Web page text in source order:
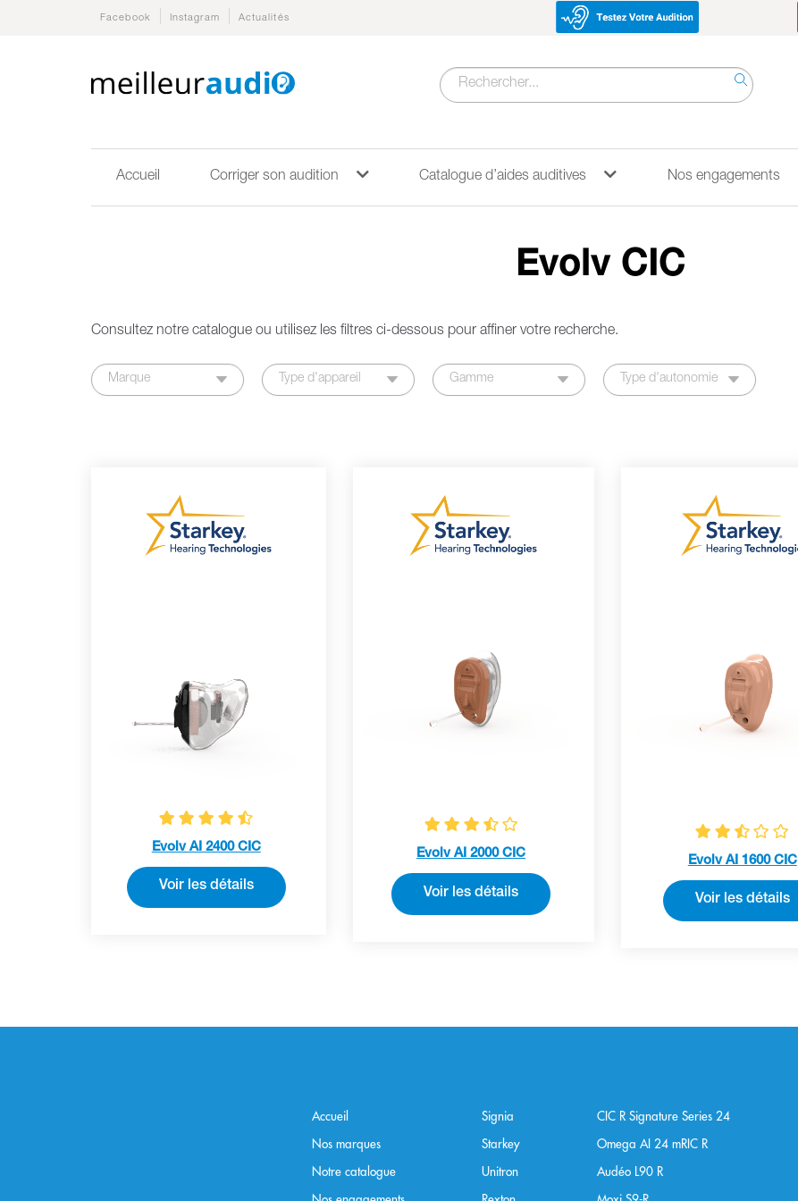
Facebook Instagram Actualités
Recherche
pour :
Accueil Corriger son audition Catalogue d’aides auditives Nos engagements
Evolv CIC
Consultez notre catalogue ou utilisez les filtres ci-dessous pour affiner votre recherche.
Evolv AI 2400 CIC
Voir les détails
Evolv AI 2000 CIC
Voir les détails
Evolv AI 1600 CIC
Voir les détails
Accueil
Nos marques
Notre catalogue
Signia
Starkey
Unitron
CIC R Signature Series 24
Omega AI 24 mRIC R
Audéo L90 R